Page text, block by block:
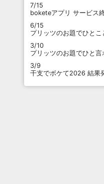
7/15
boketeアプリ サービス
6/15
プリッツのお題でひと
3/10
プリッツのお題でひと
3/9
干支でボケて2026 結果